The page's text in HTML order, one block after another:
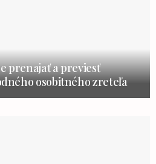
prenajať a previesť
osobitného zreteľa